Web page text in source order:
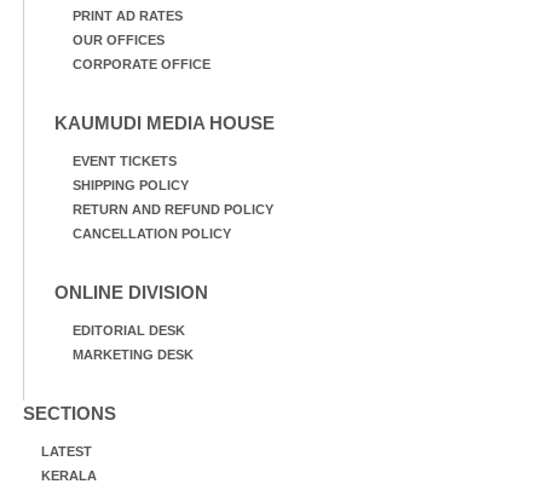
PRINT AD RATES
OUR OFFICES
CORPORATE OFFICE
KAUMUDI MEDIA HOUSE
EVENT TICKETS
SHIPPING POLICY
RETURN AND REFUND POLICY
CANCELLATION POLICY
ONLINE DIVISION
EDITORIAL DESK
MARKETING DESK
SECTIONS
LATEST
KERALA